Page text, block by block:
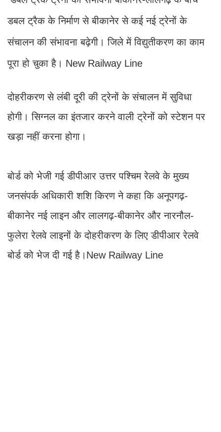
डबल ट्रैक के निर्माण से बीकानेर से कई नई ट्रेनों के
संचालन की संभावना बढ़ेगी। जिले में विद्युतीकरण का काम
पूरा हो चुका है। New Railway Line
दोहरीकरण से लंबी दूरी की ट्रेनों के संचालन में सुविधा
होगी। सिग्नल का इंतजार करने वाली ट्रेनों को स्टेशन पर
खड़ा नहीं करना होगा।
बोर्ड को भेजी गई डीपीआर उत्तर पश्चिम रेलवे के मुख्य
जनसंपर्क अधिकारी शशि किरण ने कहा कि अनूपगढ़-
बीकानेर नई लाइन और लालगढ़-बीकानेर और नारनौल-
फुलेरा रेलवे लाइनों के दोहरीकरण के लिए डीपीआर रेलवे
बोर्ड को भेज दी गई है।New Railway Line